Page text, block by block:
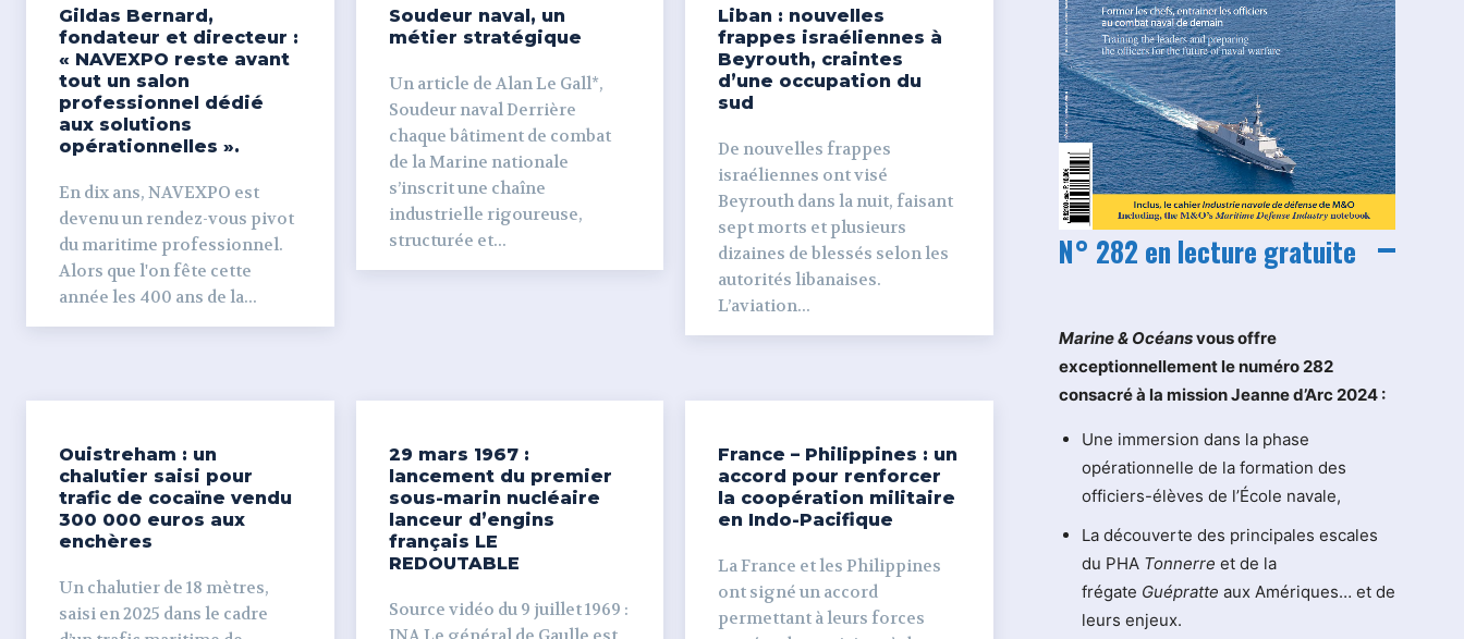
Gildas Bernard,
fondateur et directeur :
« NAVEXPO reste avant
tout un salon
professionnel dédié
aux solutions
opérationnelles ».
En dix ans, NAVEXPO est
devenu un rendez-vous pivot
du maritime professionnel.
Alors que l'on fête cette
année les 400 ans de la...
Soudeur naval, un
métier stratégique
Un article de Alan Le Gall*,
Soudeur naval Derrière
chaque bâtiment de combat
de la Marine nationale
s’inscrit une chaîne
industrielle rigoureuse,
structurée et...
Liban : nouvelles
frappes israéliennes à
Beyrouth, craintes
d’une occupation du
sud
De nouvelles frappes
israéliennes ont visé
Beyrouth dans la nuit, faisant
sept morts et plusieurs
dizaines de blessés selon les
autorités libanaises.
L’aviation...
Ouistreham : un
chalutier saisi pour
trafic de cocaïne vendu
300 000 euros aux
enchères
Un chalutier de 18 mètres,
saisi en 2025 dans le cadre
29 mars 1967 :
lancement du premier
sous-marin nucléaire
lanceur d’engins
français LE
REDOUTABLE
Source vidéo du 9 juillet 1969 :
France – Philippines : un
accord pour renforcer
la coopération militaire
en Indo-Pacifique
La France et les Philippines
ont signé un accord
permettant à leurs forces
N° 282 en lecture gratuite
Marine & Océansvous offre
exceptionnellement le numéro 282
consacré à la mission Jeanne d’Arc 2024 :
Une immersion dans la phase
opérationnelle de la formation des
officiers-élèves de l’École navale,
La découverte des principales escales
du PHA Tonnerre et de la
frégate Guépratte aux Amériques… et de
leurs enjeux.